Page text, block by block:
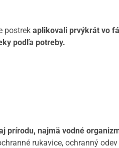
postrek aplikovali prvýkrát vo
podľa potreby.
prírodu, najmä vodné
rukavice, ochranný